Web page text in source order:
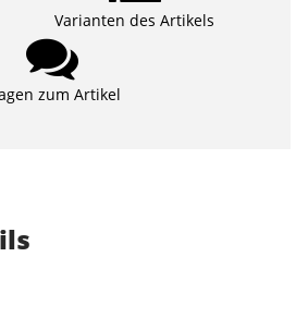
Varianten des Artikels
zum Artikel